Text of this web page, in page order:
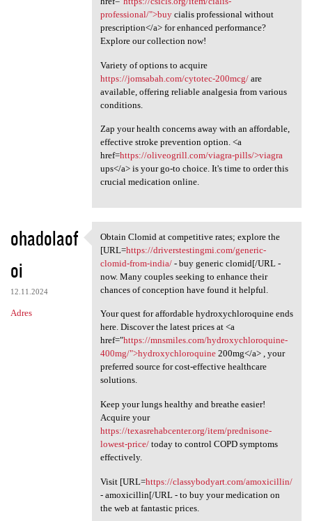
professional/">buycialis professional without
prescription</a> for enhanced performance?
Explore our collection now!
Variety of options to acquire
https://jomsabah.com/cytotec-200mcg/are
available, offering reliable analgesia from various
conditions.
Zap your health concerns away with an affordable,
effective stroke prevention option. <a
href=https://oliveogrill.com/viagra-pills/>viagra
ups</a> is your go-to choice. It's time to order this
crucial medication online.
ohadolaof
oi
12.11.2024
Adres
Obtain Clomid at competitive
Obtain Clomid at competitive rates; explore the
[URL=https://driverstestingmi.com/generic-
clomid-from-india/- buy generic clomid[/URL -
now. Many couples seeking to enhance their
chances of conception have found it helpful.
Your quest for affordable hydroxychloroquine ends
here. Discover the latest prices at <a
href="https://mnsmiles.com/hydroxychloroquine-
400mg/">hydroxychloroquine200mg</a> , your
preferred source for cost-effective healthcare
solutions.
Keep your lungs healthy and breathe easier!
Acquire your
https://texasrehabcenter.org/item/prednisone-
lowest-price/today to control COPD symptoms
effectively.
Visit [URL=https://classybodyart.com/amoxicillin/
- amoxicillin[/URL - to buy your medication on
the web at fantastic prices.